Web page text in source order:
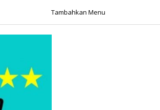
Tambahkan Menu